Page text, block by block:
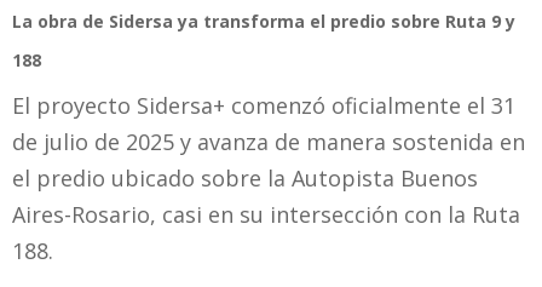
La obra de Sidersa ya transforma el predio sobre Ruta 9 y
188
El proyecto Sidersa+ comenzó oficialmente el 31
de julio de 2025 y avanza de manera sostenida en
el predio ubicado sobre la Autopista Buenos
Aires-Rosario, casi en su intersección con la Ruta
188.